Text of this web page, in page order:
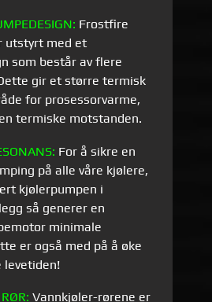
Frostfire
utstyrt med et
som består av flere
gir et større termisk
for prosessorvarme,
termiske motstanden.
For å sikre en
på alle våre kjølere,
kjølerpumpen i
så generer en
minimale
er også med på å øke
levetiden!
Vannkjøler-rørene er